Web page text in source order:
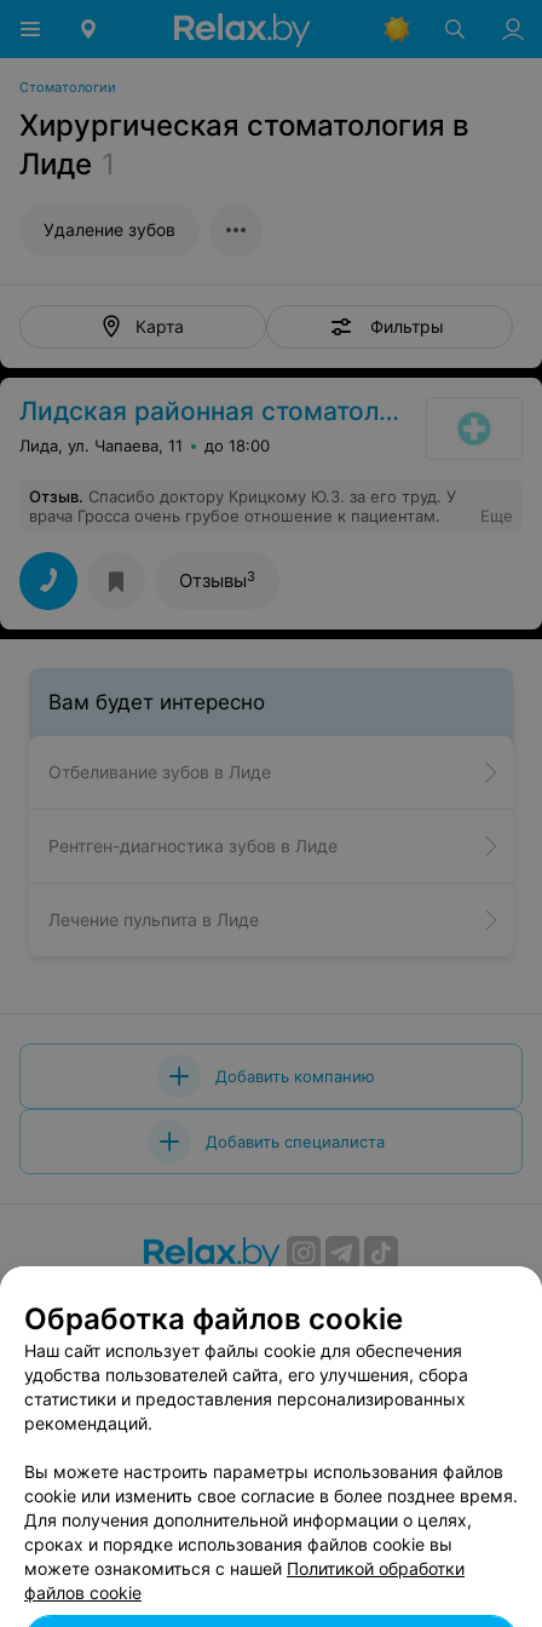
Стоматологии
Хирургическая стоматология в
Лиде 1
Удаление зубов
Карта Фильтры
Лидская районная стоматологическая поликлиника
Лида, ул. Чапаева, 11 до 18:00
Отзыв. Спасибо доктору Крицкому Ю.З. за его труд. У
врача Гросса очень грубое отношение к пациентам.
Еще
Отзывы3
Вам будет интересно
Отбеливание зубов в Лиде
Рентген-диагностика зубов в Лиде
Лечение пульпита в Лиде
Добавить компанию
Добавить специалиста
Вакансии
Публичный договор
Способы оплаты
Публичный договор по использованию сервиса
«Афиша»
Пользовательское соглашение
Связаться по вопросам сотрудничества
Написать руководителю relax.by
Персональные настройки cookie
Обработка персональных данных
Обработка файлов cookie
Наш сайт использует файлы cookie для обеспечения
удобства пользователей сайта, его улучшения, сбора
статистики и предоставления персонализированных
рекомендаций.
Вы можете настроить параметры использования файлов
cookie или изменить свое согласие в более позднее время.
Для получения дополнительной информации о целях,
сроках и порядке использования файлов cookie вы
можете ознакомиться с нашей Политикой обработки
файлов cookie